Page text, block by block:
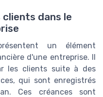
dans le
un élément
d'une entreprise. Il
les clients suite à des
qui sont enregistrés
Ces créances sont